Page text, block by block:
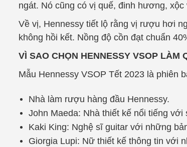
ngát. Nó cũng có vị quế, đinh hương,
Về vị, Hennessy tiết lộ rằng vị rượu hơi
không hồi kết. Nồng độ cồn đạt chuẩn
VÌ SAO CHỌN HENNESSY VSOP LÀM
Mẫu Hennessy VSOP Tết 2023 là phiên
Nhà làm rượu hàng đầu Hennessy.
John Maeda: Nhà thiết kế nổi tiếng
Kaki King: Nghệ sĩ guitar với những
Giorgia Lupi: Nữ thiết kế thông tin với